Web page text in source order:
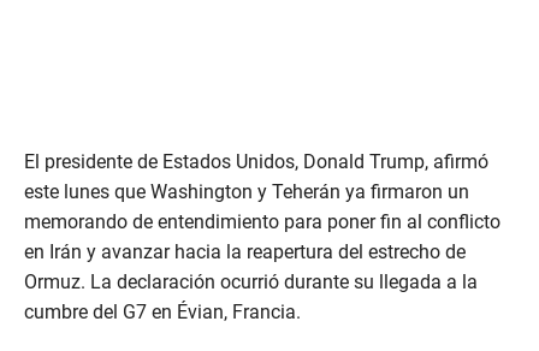
El presidente de Estados Unidos, Donald Trump, afirmó
este lunes que Washington y Teherán ya firmaron un
memorando de entendimiento para poner fin al conflicto
en Irán y avanzar hacia la reapertura del estrecho de
Ormuz. La declaración ocurrió durante su llegada a la
cumbre del G7 en Évian, Francia.